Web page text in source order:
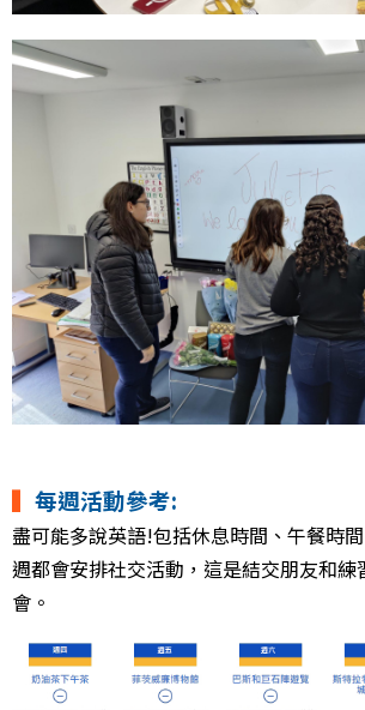
▍ 每週活動參考:
盡可能多說英語!包括休息時間、午餐時
週都會安排社交活動，這是結交朋友和練
會。